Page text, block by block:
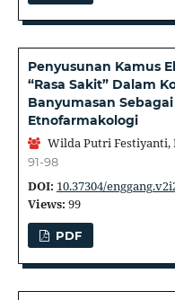
Penyusunan Kamus
“Rasa Sakit” Dalam
Banyumasan
Etnofarmakologi
Wilda Putri
91-98
DOI: 10.37304/
Views: 99
PDF